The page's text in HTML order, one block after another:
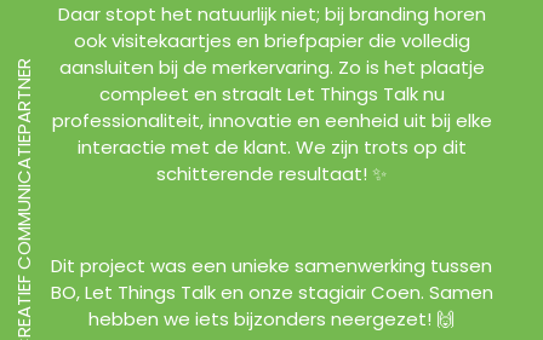
CREATIEF COMMUNICATIEPARTNER
Daar stopt het natuurlijk niet; bij branding horen
ook visitekaartjes en briefpapier die volledig
aansluiten bij de merkervaring. Zo is het plaatje
compleet en straalt Let Things Talk nu
professionaliteit, innovatie en eenheid uit bij elke
interactie met de klant. We zijn trots op dit
schitterende resultaat! ✨
Dit project was een unieke samenwerking tussen
BO, Let Things Talk en onze stagiair Coen. Samen
hebben we iets bijzonders neergezet! 🙌